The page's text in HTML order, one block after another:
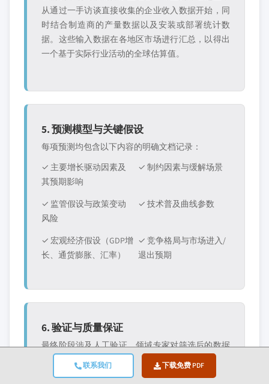
联系我们 下载免费 PDF
从通过一手访谈直接收集的企业收入数据开始，同
时结合制造商的产量数据以及安装或部署统计数
据。这些输入数据在各地区市场进行汇总，以得出
一个基于实际行业活动的全球估算值。
5. 预测模型与关键假设
每项预测均包含以下内容的明确文档记录：
✓ 主要增长驱动因素及
其预期影响
✓ 制约因素与缓解场景
✓ 监管假设与政策变动
风险
✓ 技术普及曲线参数
✓ 宏观经济假设（GDP增
长、通货膨胀、汇率）
✓ 竞争格局与市场进入/
退出预期
6. 验证与质量保证
最终阶段涉及人工验证，领域专家对筛选后的数据
进行手动审查，以发现自动化系统可能遗漏的细微
差异和语境错误。这种专家审查增加了一个关键的